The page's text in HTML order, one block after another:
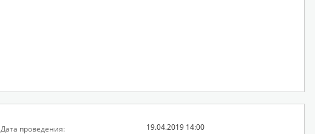
Дата проведения:
19.04.2019 14:00